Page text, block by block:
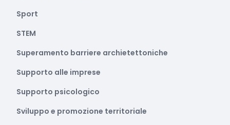
Sport
STEM
Superamento barriere archietettoniche
Supporto alle imprese
Supporto psicologico
Sviluppo e promozione territoriale